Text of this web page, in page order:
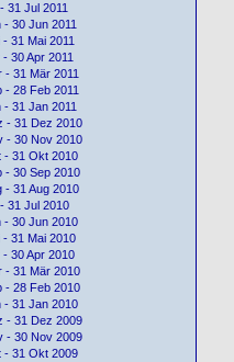
31 Jul 2011
- 30 Jun 2011
31 Mai 2011
30 Apr 2011
- 31 Mär 2011
- 28 Feb 2011
- 31 Jan 2011
- 31 Dez 2010
- 30 Nov 2010
- 31 Okt 2010
- 30 Sep 2010
- 31 Aug 2010
31 Jul 2010
- 30 Jun 2010
- 31 Mai 2010
- 30 Apr 2010
- 31 Mär 2010
- 28 Feb 2010
- 31 Jan 2010
- 31 Dez 2009
- 30 Nov 2009
- 31 Okt 2009